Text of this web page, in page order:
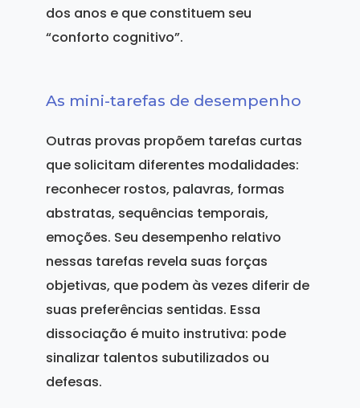
dos anos e que constituem seu
“conforto cognitivo”.
As mini-tarefas de desempenho
Outras provas propõem tarefas curtas
que solicitam diferentes modalidades:
reconhecer rostos, palavras, formas
abstratas, sequências temporais,
emoções. Seu desempenho relativo
nessas tarefas revela suas forças
objetivas, que podem às vezes diferir de
suas preferências sentidas. Essa
dissociação é muito instrutiva: pode
sinalizar talentos subutilizados ou
defesas.